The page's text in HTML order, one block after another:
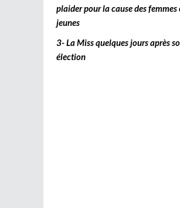
plaider pour la cause des femmes
jeunes
3- La Miss quelques jours après
élection